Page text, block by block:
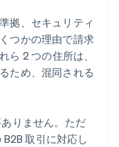
拠、セキュリティ
つかの理由で請求
ら 2 つの住所は、
ため、混同される
りません。ただ
取引に対応し